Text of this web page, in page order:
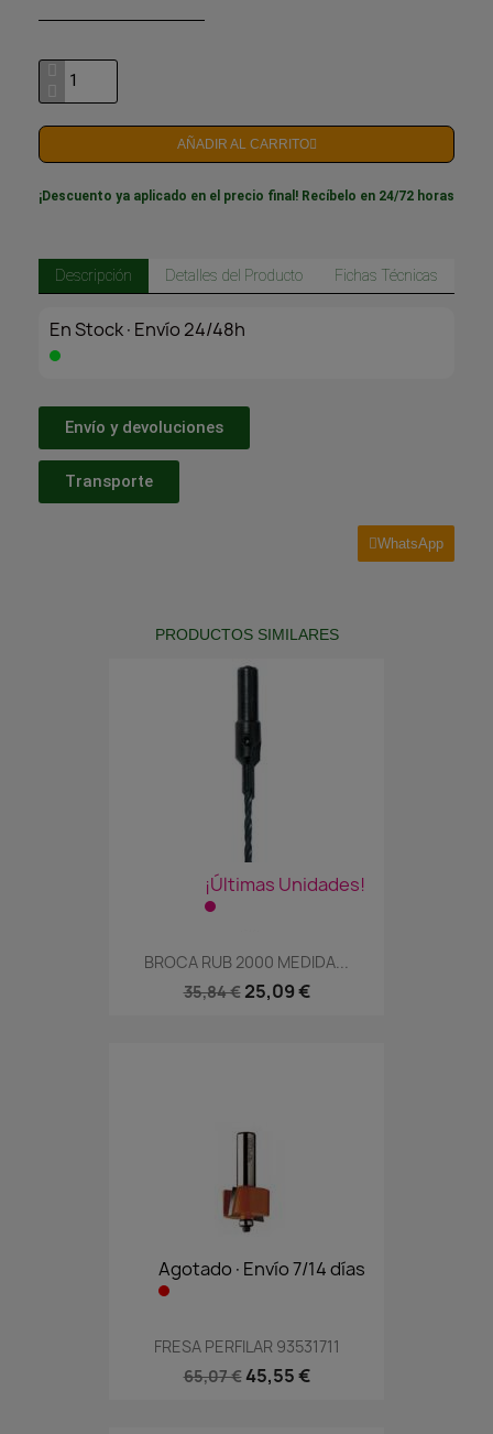
AÑADIR AL CARRITO
¡Descuento ya aplicado en el precio final! Recíbelo en 24/72 horas
Descripción Detalles del Producto Fichas Técnicas
En Stock·Envío 24/48h
Envío y devoluciones
Transporte
WhatsApp
PRODUCTOS SIMILARES
¡Últimas Unidades!
BROCA RUB 2000 MEDIDA...
35,84 € 25,09 €
Agotado·Envío 7/14 días
FRESA PERFILAR 93531711
65,07 € 45,55 €